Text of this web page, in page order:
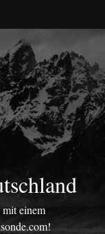
einem